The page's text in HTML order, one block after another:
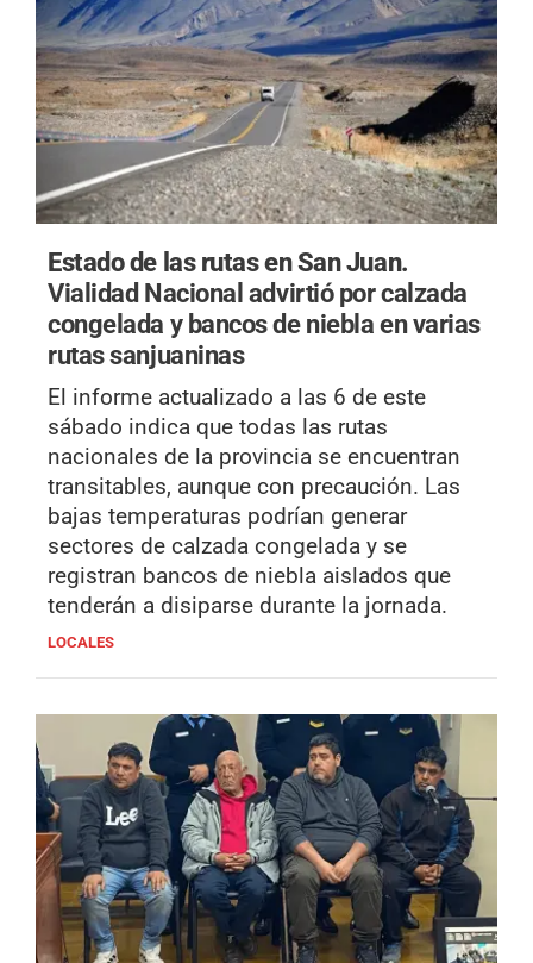
Estado de las rutas en San Juan.
Vialidad Nacional advirtió por calzada
congelada y bancos de niebla en varias
rutas sanjuaninas
El informe actualizado a las 6 de este
sábado indica que todas las rutas
nacionales de la provincia se encuentran
transitables, aunque con precaución. Las
bajas temperaturas podrían generar
sectores de calzada congelada y se
registran bancos de niebla aislados que
tenderán a disiparse durante la jornada.
LOCALES